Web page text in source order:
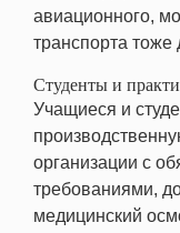
авиационного,
транспорта
Студенты и
Учащиеся и
организации с
требованиями,
медицинский